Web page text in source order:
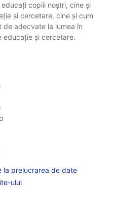
copiii noștri, cine și
și cercetare, cine și cum
adecvate la lumea în
educație și cercetare.
la prelucrarea de date
ului